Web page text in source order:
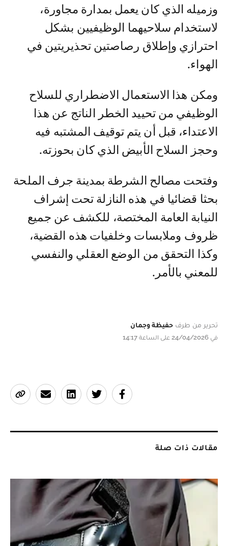
وزميله الذي كان يعمل بمدارة مجاورة،
لاستخدام سلاحيهما الوظيفيين بشكل
احترازي وإطلاق رصاصتين تحذيريتين في
الهواء.
ومكن هذا الاستعمال الاضطراري للسلاح
الوظيفي من تحييد الخطر الناتج عن هذا
الاعتداء، قبل أن يتم توقيف المشتبه فيه
وحجز السلاح الأبيض الذي كان بحوزته.
وفتحت مصالح الشرطة بمدينة جرف الملحة
بحثا قضائيا في هذه النازلة تحت إشراف
النيابة العامة المختصة، للكشف عن جميع
ظروف وملابسات وخلفيات هذه القضية،
وكذا التحقق من الوضع العقلي والنفسي
للمعني بالأمر.
تحرير من طرف حفيظة وجمان
في 24/04/2026 على الساعة 14:17
مقالات ذات صلة